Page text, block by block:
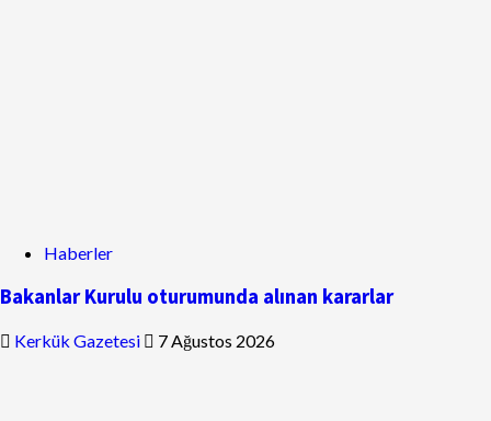
Haberler
Bakanlar Kurulu oturumunda alınan kararlar
Kerkük Gazetesi 7 Ağustos 2026